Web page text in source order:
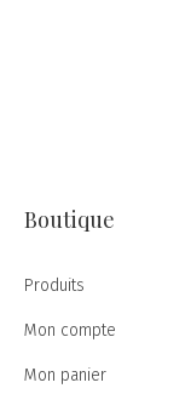
Boutique
Produits
Mon compte
Mon panier